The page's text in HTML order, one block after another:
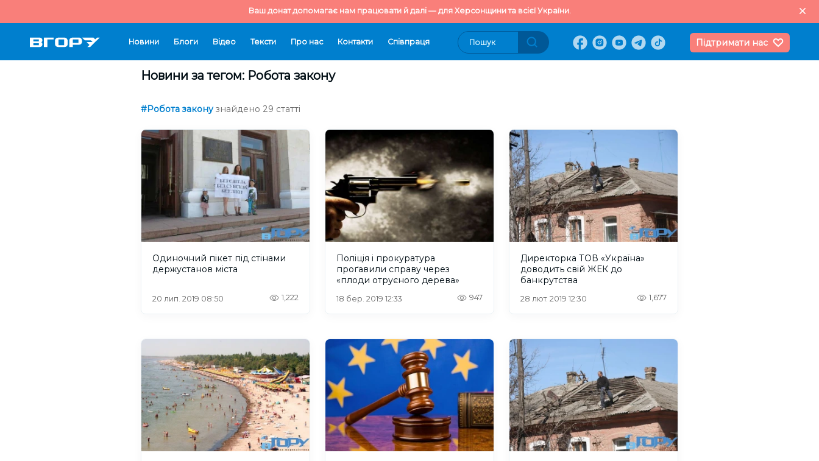
Ваш донат допомагає нам працювати й далі — для Херсонщини та всієї України.
Новини Блоги Відео Тексти Про нас Контакти Cпівпраця Підтримати нас
Новини за тегом: Робота закону
#Робота закону знайдено 29 статті
Одиночний пікет під стінами
держустанов міста
20 лип. 2019 08:50 1,222
Поліція і прокуратура
проґавили справу через
«плоди отруєного дерева»
18 бер. 2019 12:33 947
Директорка ТОВ «Україна»
доводить свій ЖЕК до
банкрутства
28 лют. 2019 12:30 1,677